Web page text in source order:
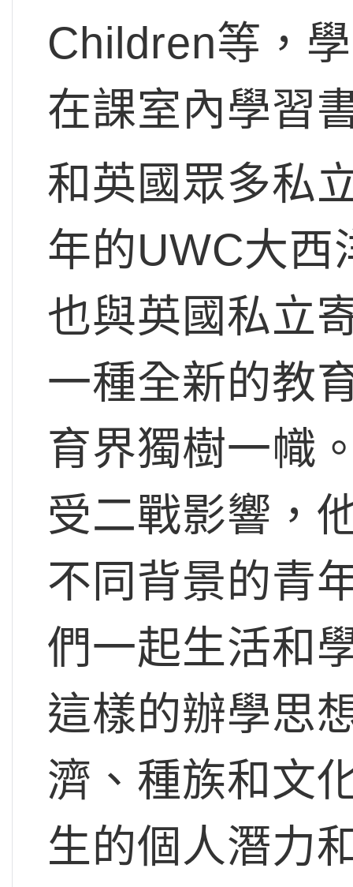
Children等，
在課室內學習
和英國眾多私
年的UWC大西
也與英國私立
一種全新的教
育界獨樹一幟
受二戰影響，
不同背景的青
們一起生活和
這樣的辦學思
濟、種族和文
生的個人潛力